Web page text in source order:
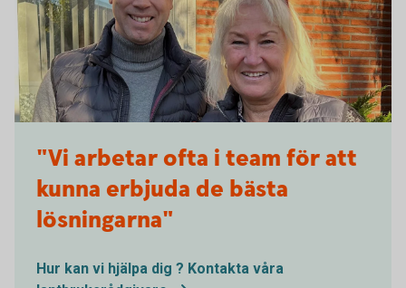
"Vi arbetar ofta i team för att
kunna erbjuda de bästa
lösningarna"
Hur kan vi hjälpa dig ? Kontakta våra